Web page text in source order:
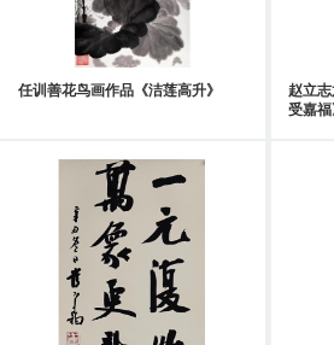
任训善花鸟画作品《洁莲高升》
赵立
受嘉福